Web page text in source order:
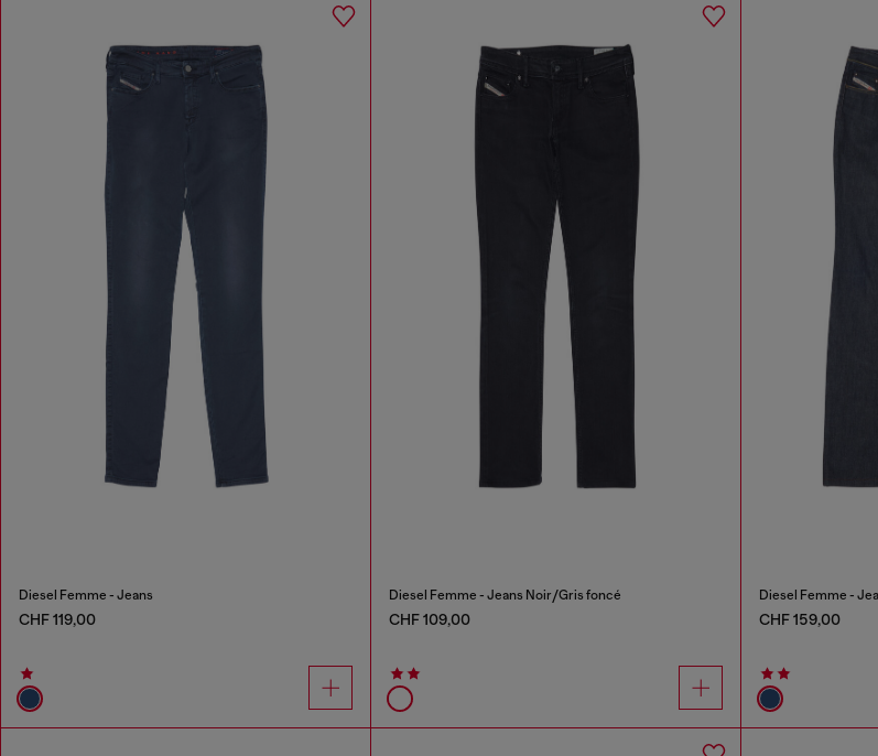
Diesel Femme - Jeans
CHF 119,00
Diesel Femme - Jeans Noir/Gris foncé
CHF 109,00
Diesel Femme -
CHF 159,00